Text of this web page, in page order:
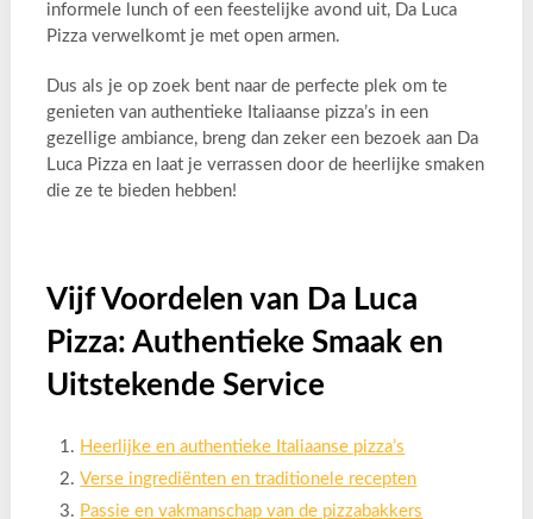
informele lunch of een feestelijke avond uit, Da Luca
Pizza verwelkomt je met open armen.
Dus als je op zoek bent naar de perfecte plek om te
genieten van authentieke Italiaanse pizza’s in een
gezellige ambiance, breng dan zeker een bezoek aan Da
Luca Pizza en laat je verrassen door de heerlijke smaken
die ze te bieden hebben!
Vijf Voordelen van Da Luca
Pizza: Authentieke Smaak en
Uitstekende Service
Heerlijke en authentieke Italiaanse pizza’s
Verse ingrediënten en traditionele recepten
Passie en vakmanschap van de pizzabakkers